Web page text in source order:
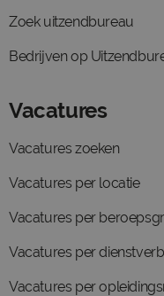
Zoek uitzendbureau
Bedrijven op
Vacatures
Vacatures zoeken
Vacatures per locatie
Vacatures per
Vacatures per
Vacatures per